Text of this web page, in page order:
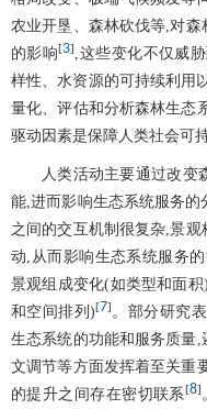
农业开垦、森林砍伐等,对
的影响[3]
,这些变化不仅威
样性、水资源的可持续利用
量化、评估和分析森林生态
驱动因素是保障人类社会可
人类活动主要通过改变
能,进而影响生态系统服务的
之间的交互机制很复杂,景
动,从而影响生态系统服务的
景观组成变化(如类型和面
和空间排列)[7] 。部分研究
生态系统的功能和服务质量
文调节等方面发挥着至关重
的提升之间存在密切联系 [8]